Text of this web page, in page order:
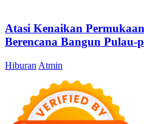
Atasi Kenaikan
Berencana Bangun Pulau-
Hiburan Atmin